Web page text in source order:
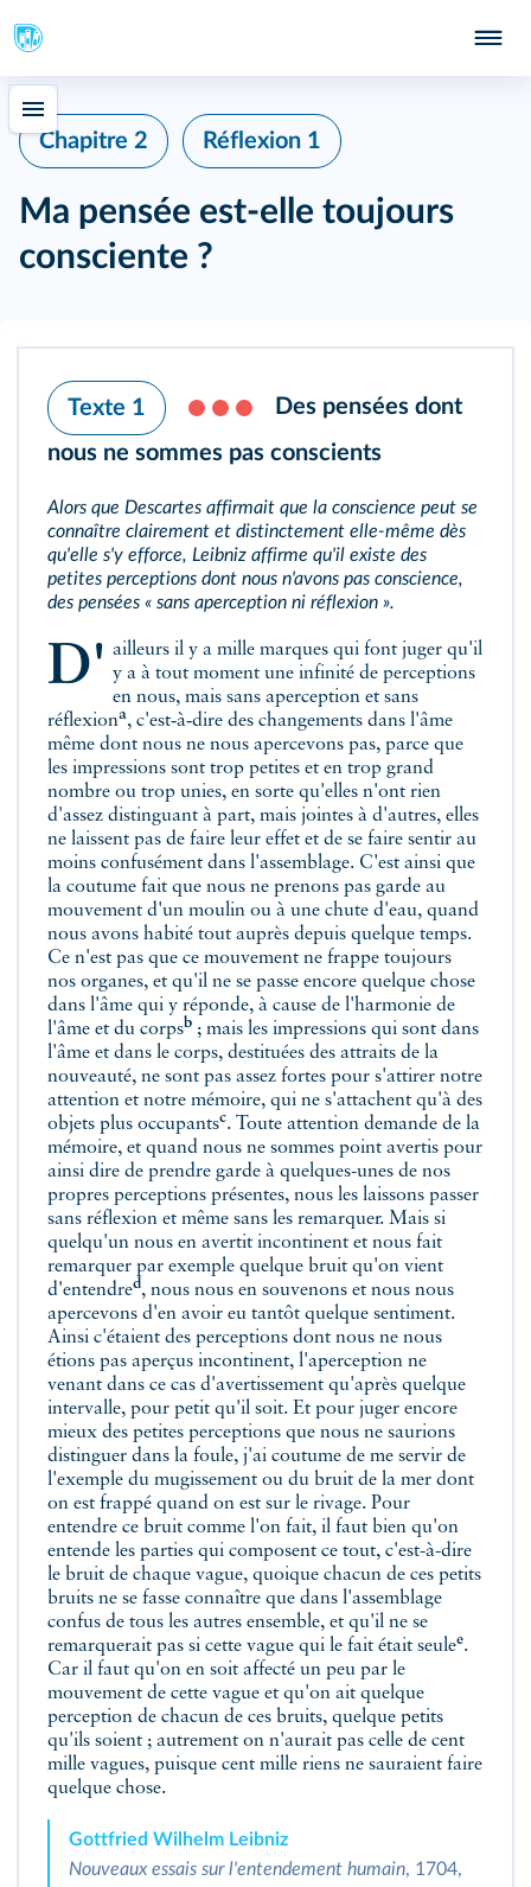
Chapitre 2 Réflexion 1
Ma pensée est-elle toujours
consciente ?
Texte 1
Des pensées dont
nous ne sommes pas conscients
Alors que Descartes affirmait que la conscience peut se
connaître clairement et distinctement elle-même dès
qu'elle s'y efforce, Leibniz affirme qu'il existe des
petites perceptions dont nous n'avons pas conscience,
des pensées « sans aperception ni réflexion ».
D'ailleurs il y a mille marques qui font juger qu'il y a à tout moment une infinité de perceptions
en nous, mais sans aperception et sans
réflexiona, c'est‑à‑dire des changements dans l'âme
même dont nous ne nous apercevons pas, parce que
les impressions sont trop petites et en trop grand
nombre ou trop unies, en sorte qu'elles n'ont rien
d'assez distinguant à part, mais jointes à d'autres, elles
ne laissent pas de faire leur effet et de se faire sentir au
moins confusément dans l'assemblage. C'est ainsi que
la coutume fait que nous ne prenons pas garde au
mouvement d'un moulin ou à une chute d'eau, quand
nous avons habité tout auprès depuis quelque temps.
Ce n'est pas que ce mouvement ne frappe toujours
nos organes, et qu'il ne se passe encore quelque chose
dans l'âme qui y réponde, à cause de l'harmonie de
l'âme et du corpsb ; mais les impressions qui sont dans
l'âme et dans le corps, destituées des attraits de la
nouveauté, ne sont pas assez fortes pour s'attirer notre
attention et notre mémoire, qui ne s'attachent qu'à des
objets plus occupantsc. Toute attention demande de la
mémoire, et quand nous ne sommes point avertis pour
ainsi dire de prendre garde à quelques-unes de nos
propres perceptions présentes, nous les laissons passer
sans réflexion et même sans les remarquer. Mais si
quelqu'un nous en avertit incontinent et nous fait
remarquer par exemple quelque bruit qu'on vient
d'entendred, nous nous en souvenons et nous nous
apercevons d'en avoir eu tantôt quelque sentiment.
Ainsi c'étaient des perceptions dont nous ne nous
étions pas aperçus incontinent, l'aperception ne
venant dans ce cas d'avertissement qu'après quelque
intervalle, pour petit qu'il soit. Et pour juger encore
mieux des petites perceptions que nous ne saurions
distinguer dans la foule, j'ai coutume de me servir de
l'exemple du mugissement ou du bruit de la mer dont
on est frappé quand on est sur le rivage. Pour
entendre ce bruit comme l'on fait, il faut bien qu'on
entende les parties qui composent ce tout, c'est-à-dire
le bruit de chaque vague, quoique chacun de ces petits
bruits ne se fasse connaître que dans l'assemblage
confus de tous les autres ensemble, et qu'il ne se
remarquerait pas si cette vague qui le fait était seulee.
Car il faut qu'on en soit affecté un peu par le
mouvement de cette vague et qu'on ait quelque
perception de chacun de ces bruits, quelque petits
qu'ils soient ; autrement on n'aurait pas celle de cent
mille vagues, puisque cent mille riens ne sauraient faire
quelque chose.
Gottfried Wilhelm Leibniz
Nouveaux essais sur l'entendement humain, 1704,